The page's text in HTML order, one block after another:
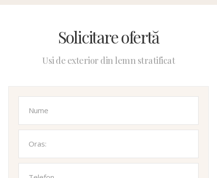
Solicitare ofertă
Usi de exterior din lemn stratificat